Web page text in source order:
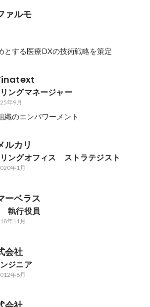
ァルモ
とする医療DXの技術戦略を策定
ングマネージャー
年9月
織のエンパワーメント
ルカリ
ングオフィス　ストラテジスト
年1月
ーベラス
執行役員
年11月
会社
ジニア
年8月